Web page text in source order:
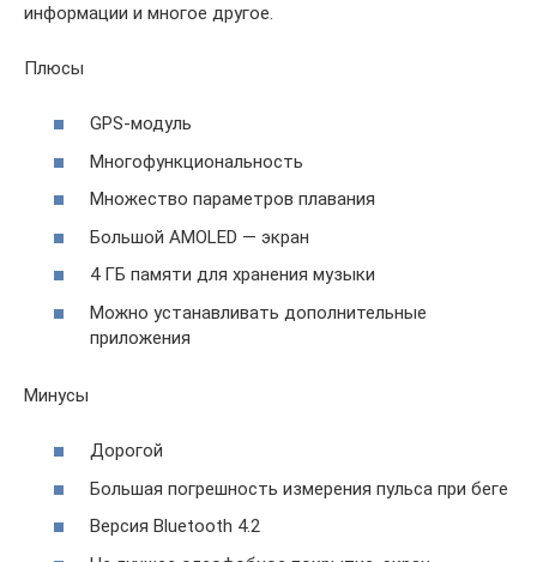
информации и многое другое.
Плюсы
GPS-модуль
Многофункциональность
Множество параметров плавания
Большой AMOLED — экран
4 ГБ памяти для хранения музыки
Можно устанавливать дополнительные
приложения
Минусы
Дорогой
Большая погрешность измерения пульса при беге
Версия Bluetooth 4.2